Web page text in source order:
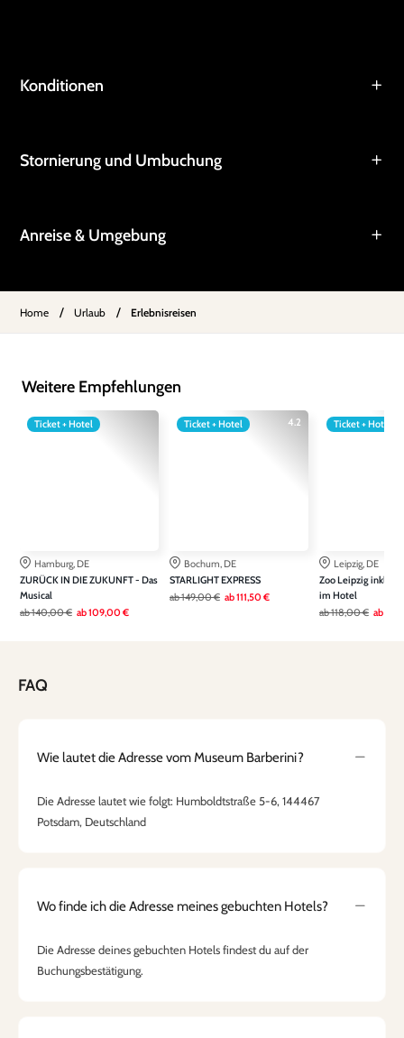
Konditionen
Stornierung und Umbuchung
Anreise & Umgebung
Home / Urlaub / Erlebnisreisen
Weitere Empfehlungen
Ticket + Hotel
Hamburg, DE
ZURÜCK IN DIE ZUKUNFT - Das
Musical
ab140,00 € ab109,00 €
4.2
Ticket + Hotel
Bochum, DE
STARLIGHT EXPRESS
ab149,00 € ab111,50 €
Ticket + Hotel
Leipzig, DE
Zoo Leipzig inkl.
im Hotel
ab118,00 € ab
FAQ
Wie lautet die Adresse vom Museum Barberini?
Die Adresse lautet wie folgt: Humboldtstraße 5-6, 144467
Potsdam, Deutschland
Wo finde ich die Adresse meines gebuchten Hotels?
Die Adresse deines gebuchten Hotels findest du auf der
Buchungsbestätigung.